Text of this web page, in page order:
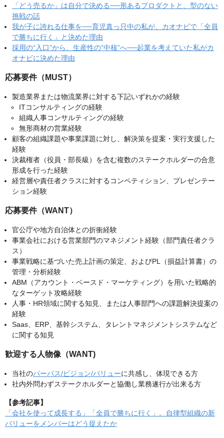
「どう売るか」は自分で決める──形あるプロダクトと、型のない
挑戦の話
我が子に誇れる仕事を──育児真っ只中の私が、カオナビで「全員
で勝ちに行く」と決めた理由
採用の“入口”から、生産性の“中核”へ──起業を考えていた私がカ
オナビに決めた理由
応募要件（MUST）
製造業界または物流業界に対する下記いずれかの経験
ITコンサルティングの経験
組織人事コンサルティングの経験
無形商材の営業経験
顧客の組織課題や事業課題に対し、解決策を提案・実行支援した
経験
決裁権者（役員・部長級）を含む複数のステークホルダーの合意
形成を行った経験
経営層や責任者クラスに対するコンペティション、プレゼンテー
ション経験
応募要件（WANT）
官公庁や地方自治体との折衝経験
事業会社における営業部門のマネジメント経験（部門責任者クラ
ス）
事業戦略に基づいた売上計画の策定、およびPL（損益計算書）の
管理・分析経験
ABM（アカウント・ベースド・マーケティング）を用いた戦略的
なターゲット攻略経験
人事・HR領域に関する知見、または人事部門への課題解決提案の
経験
Saas、ERP、基幹システム、タレントマネジメントシステムなど
に関する知見
歓迎する人物像（WANT)
当社のパーパス/ビジョン/バリューに共感し、体現できる方
社内外問わずステークホルダーと協働し業務遂行が出来る方
【参考記事】
「会社を使って成長する」「全員で勝ちに行く」。自律型組織の新
バリューをメンバーはどう捉えたか